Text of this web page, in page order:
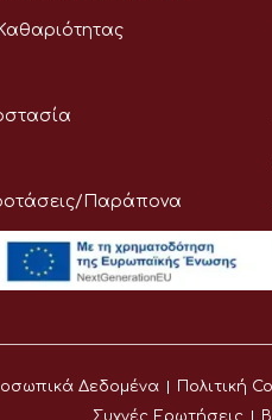
Παράπονα
Δεδομένα Πολιτική